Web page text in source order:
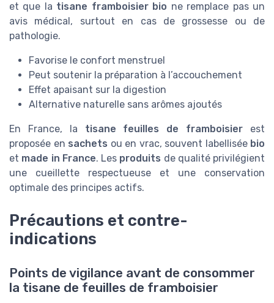
et que la tisane framboisier bio ne remplace pas un
avis médical, surtout en cas de grossesse ou de
pathologie.
Favorise le confort menstruel
Peut soutenir la préparation à l’accouchement
Effet apaisant sur la digestion
Alternative naturelle sans arômes ajoutés
En France, la tisane feuilles de framboisier est
proposée en sachets ou en vrac, souvent labellisée bio
et made in France. Les produits de qualité privilégient
une cueillette respectueuse et une conservation
optimale des principes actifs.
Précautions et contre-
indications
Points de vigilance avant de consommer
la tisane de feuilles de framboisier